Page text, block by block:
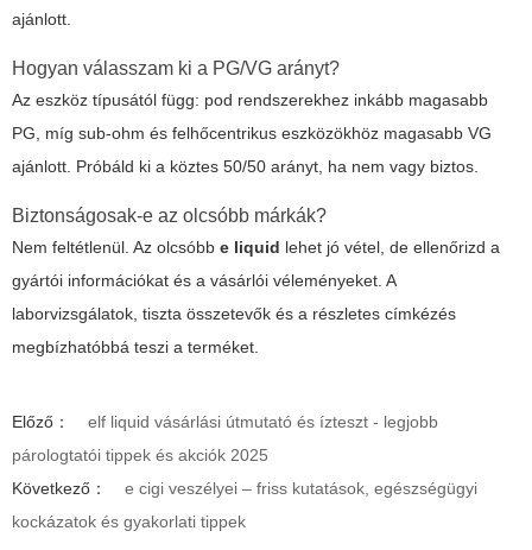
ajánlott.
Hogyan válasszam ki a PG/VG arányt?
Az eszköz típusától függ: pod rendszerekhez inkább magasabb
PG, míg sub-ohm és felhőcentrikus eszközökhöz magasabb VG
ajánlott. Próbáld ki a köztes 50/50 arányt, ha nem vagy biztos.
Biztonságosak-e az olcsóbb márkák?
Nem feltétlenül. Az olcsóbb e liquid lehet jó vétel, de ellenőrizd a
gyártói információkat és a vásárlói véleményeket. A
laborvizsgálatok, tiszta összetevők és a részletes címkézés
megbízhatóbbá teszi a terméket.
Előző：
elf liquid vásárlási útmutató és ízteszt - legjobb
párologtatói tippek és akciók 2025
Következő：
e cigi veszélyei – friss kutatások, egészségügyi
kockázatok és gyakorlati tippek